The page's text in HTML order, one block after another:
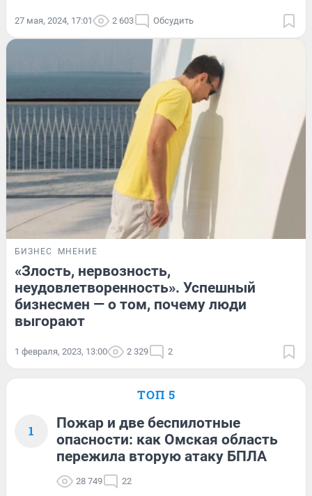
27 мая, 2024, 17:01 2 603 Обсудить
БИЗНЕС МНЕНИЕ
«Злость, нервозность,
неудовлетворенность». Успешный
бизнесмен — о том, почему люди
выгорают
1 февраля, 2023, 13:00 2 329 2
ТОП 5
1
Пожар и две беспилотные
опасности: как Омская область
пережила вторую атаку БПЛА
28 749 22